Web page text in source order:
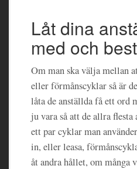
Låt dina
med och
Om man ska välja mellan
eller förmånscyklar så är
låta de anställda få ett ord
ju vara så att de allra flesta
ett par cyklar man
in, eller leasa,
åt andra hållet, om många